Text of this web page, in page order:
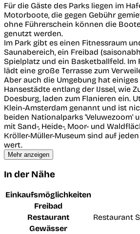
Für die Gäste des Parks liegen im
Motorboote, die gegen Gebühr
ohne Führerschein können die
genutzt werden.
Im Park gibt es einen Fitnessraum
Saunabereich, ein Freibad
Spielplatz und ein Basketballfeld. Im
lädt eine große Terrasse zum
Aber auch die Umgebung hat einiges
Hansestädte entlang der IJssel, wie
Doesburg, laden zum Flanieren ein.
Klein-Amsterdam genannt und ist
beiden Nationalparks 'Veluwezoom'
mit Sand-, Heide-, Moor- und
Kröller-Müller-Museum sind auf
wert.
Mehr anzeigen
In der Nähe
Einkaufsmöglichkeiten
Freibad
Restaurant
Restaurant
Gewässer